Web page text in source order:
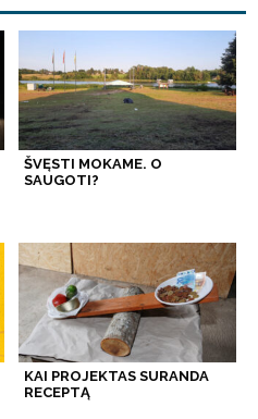
ŠVĘSTI MOKAME. O
SAUGOTI?
KAI PROJEKTAS SURANDA
RECEPTĄ